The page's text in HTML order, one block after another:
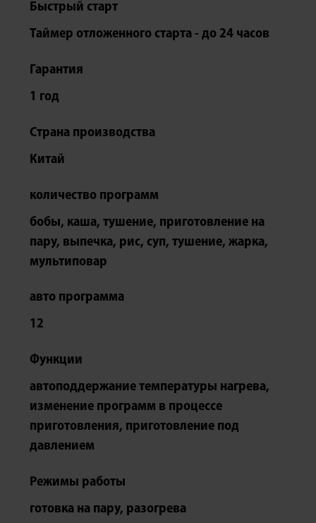
Быстрый старт
Таймер отложенного старта - до 24 часов
Гарантия
1 год
Страна производства
Китай
количество программ
бобы, каша, тушение, приготовление на
пару, выпечка, рис, суп, тушение, жарка,
мультиповар
авто программа
12
Функции
автоподдержание температуры нагрева,
изменение программ в процессе
приготовления, приготовление под
давлением
Режимы работы
готовка на пару, разогрева